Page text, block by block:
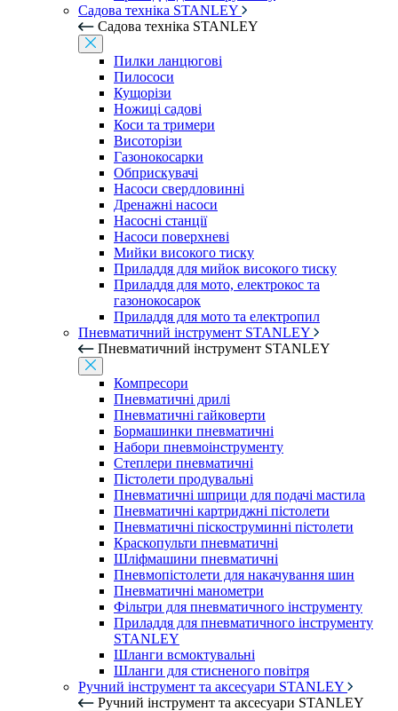
Садова техніка STANLEY
Садова техніка STANLEY
Пилки ланцюгові
Пилососи
Кущорізи
Ножиці садові
Коси та тримери
Висоторізи
Газонокосарки
Обприскувачі
Насоси свердловинні
Дренажні насоси
Насосні станції
Насоси поверхневі
Мийки високого тиску
Приладдя для мийок високого тиску
Приладдя для мото, електрокос та
газонокосарок
Приладдя для мото та електропил
Пневматичний інструмент STANLEY
Пневматичний інструмент STANLEY
Компресори
Пневматичні дрилі
Пневматичні гайковерти
Бормашинки пневматичні
Набори пневмоінструменту
Степлери пневматичні
Пістолети продувальні
Пневматичні шприци для подачі мастила
Пневматичні картриджні пістолети
Пневматичні піскоструминні пістолети
Краскопульти пневматичні
Шліфмашини пневматичні
Пневмопістолети для накачування шин
Пневматичні манометри
Фільтри для пневматичного інструменту
Приладдя для пневматичного інструменту
STANLEY
Шланги всмоктувальні
Шланги для стисненого повітря
Ручний інструмент та аксесуари STANLEY
Ручний інструмент та аксесуари STANLEY